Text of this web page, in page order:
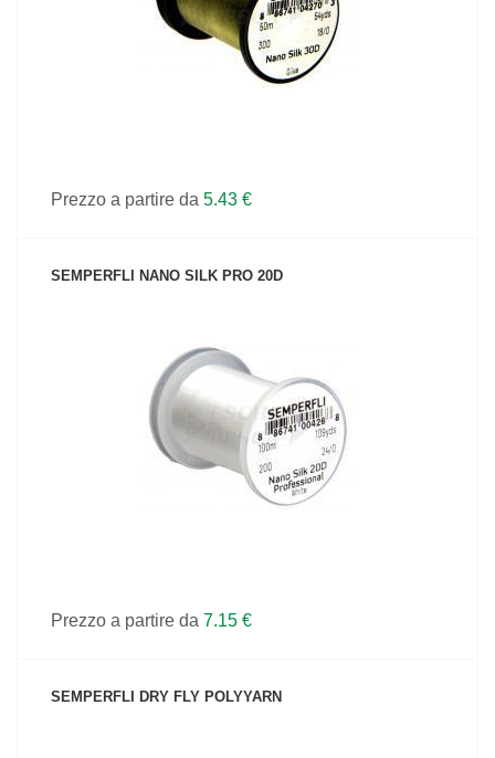
Prezzo a partire da 5.43 €
SEMPERFLI NANO SILK PRO 20D
VEDI IL PRODOTTO
Prezzo a partire da 7.15 €
SEMPERFLI DRY FLY POLYYARN